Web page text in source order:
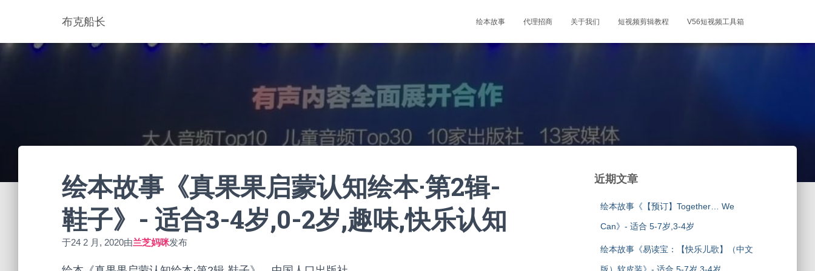
布克船长 绘本故事 代理招商 关于我们 短视频剪辑教程 V56短视频工具箱
绘本故事《真果果启蒙认知绘本·第2辑-
鞋子》- 适合3-4岁,0-2岁,趣味,快乐认知
于24 2 月, 2020由兰芝妈咪发布
近期文章
绘本故事《【预订】Together… We
Can》- 适合 5-7岁,3-4岁
绘本故事《易读宝：【快乐儿歌】（中文